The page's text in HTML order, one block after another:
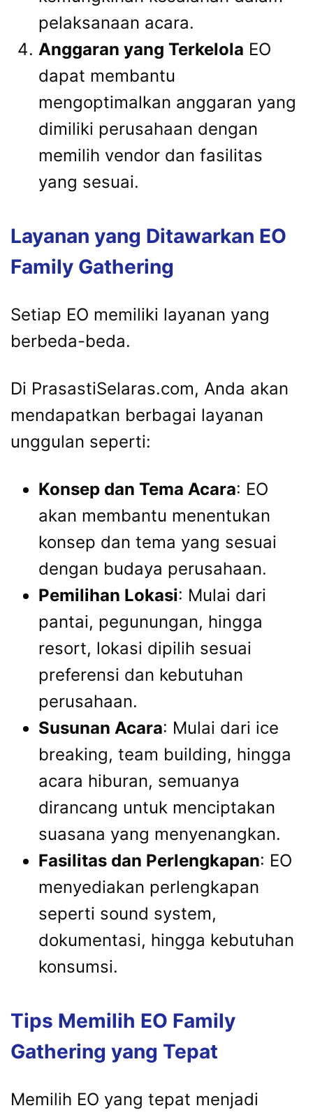
pelaksanaan acara.
Anggaran yang Terkelola EO
dapat membantu
mengoptimalkan anggaran yang
dimiliki perusahaan dengan
memilih vendor dan fasilitas
yang sesuai.
Layanan yang Ditawarkan EO
Family Gathering
Setiap EO memiliki layanan yang
berbeda-beda.
Di PrasastiSelaras.com, Anda akan
mendapatkan berbagai layanan
unggulan seperti:
Konsep dan Tema Acara: EO
akan membantu menentukan
konsep dan tema yang sesuai
dengan budaya perusahaan.
Pemilihan Lokasi: Mulai dari
pantai, pegunungan, hingga
resort, lokasi dipilih sesuai
preferensi dan kebutuhan
perusahaan.
Susunan Acara: Mulai dari ice
breaking, team building, hingga
acara hiburan, semuanya
dirancang untuk menciptakan
suasana yang menyenangkan.
Fasilitas dan Perlengkapan: EO
menyediakan perlengkapan
seperti sound system,
dokumentasi, hingga kebutuhan
konsumsi.
Tips Memilih EO Family
Gathering yang Tepat
Memilih EO yang tepat menjadi